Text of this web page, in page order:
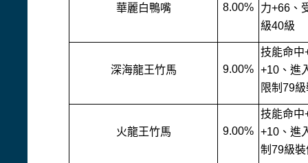
華麗白鴨嘴 8.00%
力+66、
級40級
深海龍王竹馬 9.00%
技能命中
+10、進
限制79
火龍王竹馬 9.00%
技能命中
+10、進
制79級